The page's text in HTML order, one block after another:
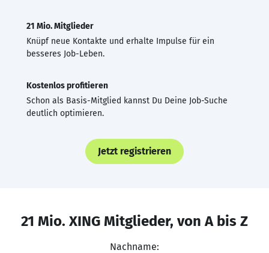
21 Mio. Mitglieder
Knüpf neue Kontakte und erhalte Impulse für ein
besseres Job-Leben.
Kostenlos profitieren
Schon als Basis-Mitglied kannst Du Deine Job-Suche
deutlich optimieren.
Jetzt registrieren
21 Mio. XING Mitglieder, von A bis Z
Nachname: